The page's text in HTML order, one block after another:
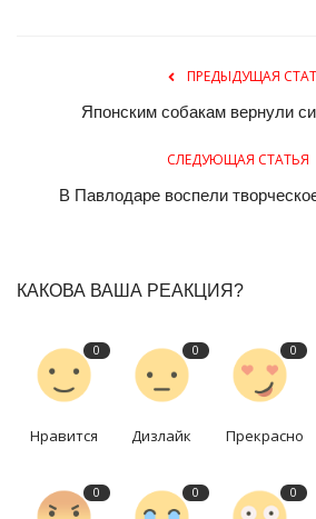
ПРЕДЫДУЩАЯ
Японским собакам вернули
СЛЕДУЮЩАЯ СТАТЬЯ
В Павлодаре воспели
КАКОВА ВАША РЕАКЦИЯ?
0
Нравится
0
Дизлайк
0
Прекрасно
0 0 0